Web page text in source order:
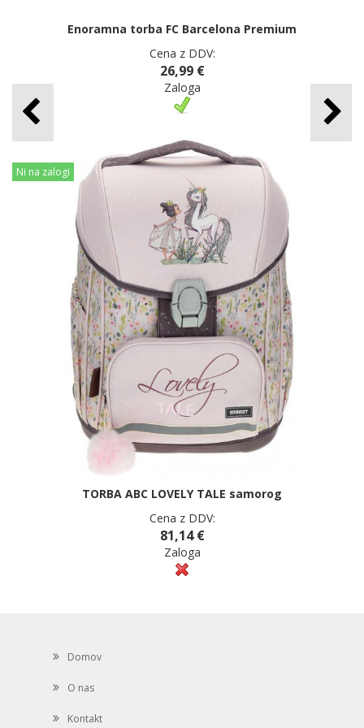
Enoramna torba FC Barcelona Premium
Cena z DDV:
26,99 €
Zaloga
Ni na zalogi
TORBA ABC LOVELY TALE samorog
Cena z DDV:
81,14 €
Zaloga
Domov
O nas
Kontakt